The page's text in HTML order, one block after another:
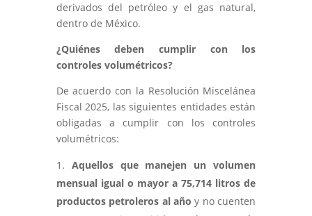
derivados del petróleo y el gas natural,
dentro de México.
¿Quiénes deben cumplir con los
controles volumétricos?
De acuerdo con la Resolución Miscelánea
Fiscal 2025, las siguientes entidades están
obligadas a cumplir con los controles
volumétricos:
Aquellos que manejen un volumen
mensual igual o mayor a 75,714 litros de
productos petroleros al año y no cuenten